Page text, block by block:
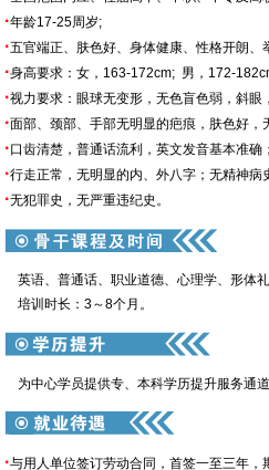
·年龄17-25周岁;
·五官端正、肤色好、身体健康、性格开朗、
·身高要求：女，163-172cm; 男，172-
·视力要求：眼球无变形，无色盲色弱，斜眼
·面部、颈部、手部无明显的疤痕，肤色好，
·口齿清楚，普通话流利，英文发音基本准确；
·行走正常，无明显的内、外八字；无精神
·无犯罪史，无严重违纪史。
英语、普通话、职业道德、心理学、形体
培训时长：3～8个月。
为中心学员提供专、本科学历提升服务通
·与用人单位签订劳动合同，首签一至三年，